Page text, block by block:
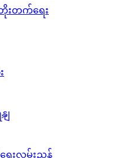
းတက်ရေး
ျ
ေးလမ်းညွှန်